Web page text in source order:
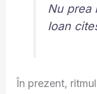
Nu prea
Ioan
În prezent,